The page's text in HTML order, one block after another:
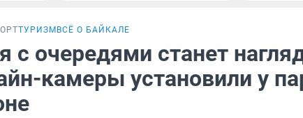
ТУРИЗМ ВСЁ О БАЙКАЛЕ
с очередями станет
камеры установили у